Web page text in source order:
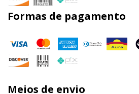
Formas de pagamento
Meios de envio